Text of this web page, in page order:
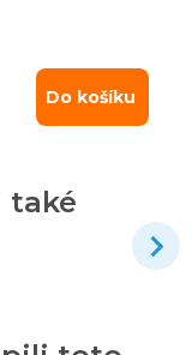
Do košíku
také